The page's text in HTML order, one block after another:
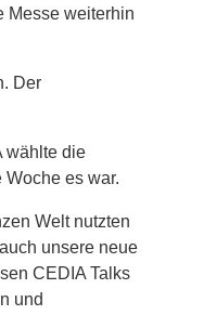
Messe weiterhin
Der
wählte die
es war.
Welt nutzten
unsere neue
CEDIA Talks
und